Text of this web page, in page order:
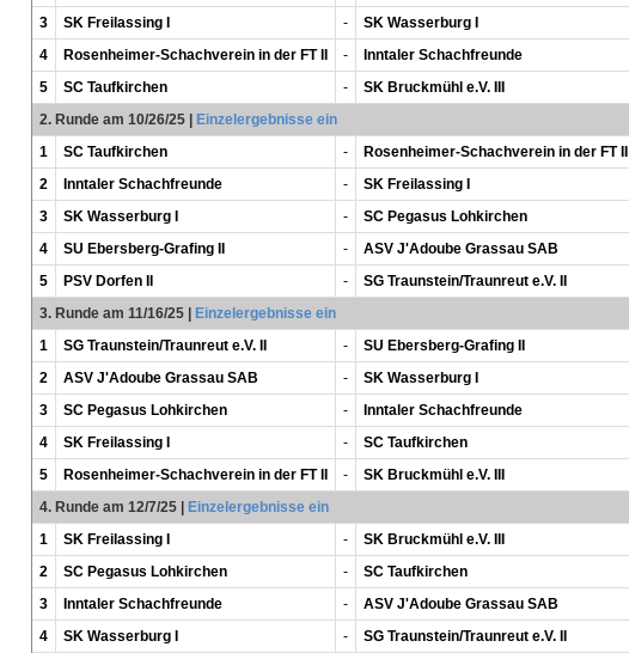
3
SK Freilassing I - SK Wasserburg I
4
Rosenheimer-Schachverein in der FT II - Inntaler Schachfreunde
5
SC Taufkirchen - SK Bruckmühl e.V. III
2. Runde am 10/26/25| Einzelergebnisse ein
1
SC Taufkirchen - Rosenheimer-Schachverein in der FT II
2
Inntaler Schachfreunde - SK Freilassing I
3
SK Wasserburg I - SC Pegasus Lohkirchen
4
SU Ebersberg-Grafing II - ASV J'Adoube Grassau SAB
5
PSV Dorfen II - SG Traunstein/Traunreut e.V. II
3. Runde am 11/16/25| Einzelergebnisse ein
1
SG Traunstein/Traunreut e.V. II - SU Ebersberg-Grafing II
2
ASV J'Adoube Grassau SAB - SK Wasserburg I
3
SC Pegasus Lohkirchen - Inntaler Schachfreunde
4
SK Freilassing I - SC Taufkirchen
5
Rosenheimer-Schachverein in der FT II - SK Bruckmühl e.V. III
4. Runde am 12/7/25| Einzelergebnisse ein
1
SK Freilassing I - SK Bruckmühl e.V. III
2
SC Pegasus Lohkirchen - SC Taufkirchen
3
Inntaler Schachfreunde - ASV J'Adoube Grassau SAB
4
SK Wasserburg I - SG Traunstein/Traunreut e.V. II